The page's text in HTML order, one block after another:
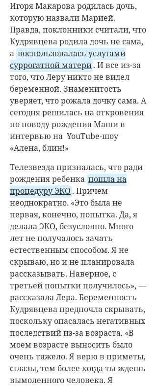
Игоря Макарова родилась дочь,
которую назвали Марией.
Правда, поклонники считали, что
Кудрявцева родила дочь не сама,
а воспользовалась услугами
суррогатной матери. И все из-за
того, что Леру никто не видел
беременной. Знаменитость
уверяет, что рожала дочку сама. А
сегодня решилась на откровения
по поводу рождения Маши в
интервью на YouTube-шоу
«Алена, блин!»
Телезвезда призналась, что ради
рождения ребенка пошла на
процедуру ЭКО . Причем
неоднократно. «Это была не
первая, конечно, попытка. Да, я
делала ЭКО, безусловно. Много
лет не получалось зачать
естественным способом. Я не
скрываю, но и не планировала
рассказывать. Наверное, с
третьей попытки получилось», —
рассказала Лера. Беременность
Кудрявцева предпочла скрывать,
поскольку опасалась негативных
последствий из-за возраста. «В
моем возрасте выносить было
очень тяжело. Я верю в приметы,
сглазы, тем более когда ты ждешь
вымоленного человека. Я